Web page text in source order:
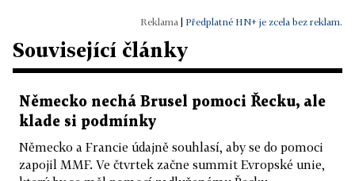
Předplatné HN+ je zcela bez reklam.
Související články
Německo nechá Brusel pomoci Řecku, ale
klade si podmínky
Německo a Francie údajně souhlasí, aby se do pomoci
zapojil MMF. Ve čtvrtek začne summit Evropské unie,